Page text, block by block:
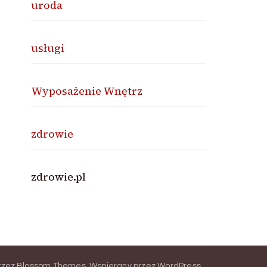
uroda
usługi
Wyposażenie Wnętrz
zdrowie
zdrowie.pl